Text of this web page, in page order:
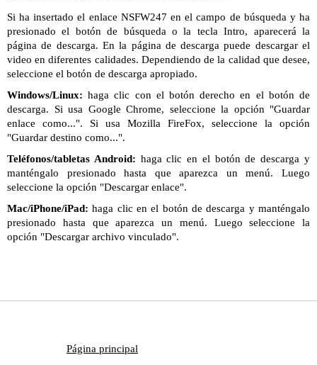
Si ha insertado el enlace NSFW247 en el campo de búsqueda y ha
presionado el botón de búsqueda o la tecla Intro, aparecerá la
página de descarga. En la página de descarga puede descargar el
video en diferentes calidades. Dependiendo de la calidad que desee,
seleccione el botón de descarga apropiado.
Windows/Linux: haga clic con el botón derecho en el botón de
descarga. Si usa Google Chrome, seleccione la opción "Guardar
enlace como...". Si usa Mozilla FireFox, seleccione la opción
"Guardar destino como...".
Teléfonos/tabletas Android: haga clic en el botón de descarga y
manténgalo presionado hasta que aparezca un menú. Luego
seleccione la opción "Descargar enlace".
Mac/iPhone/iPad: haga clic en el botón de descarga y manténgalo
presionado hasta que aparezca un menú. Luego seleccione la
opción "Descargar archivo vinculado".
Página principal